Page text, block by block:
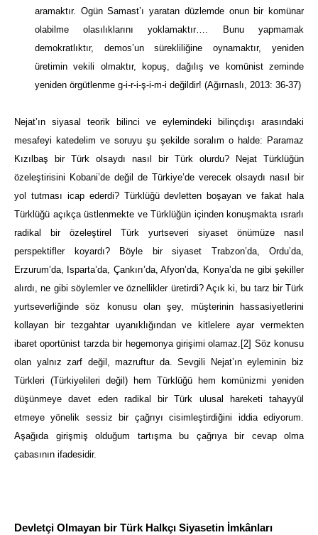
aramaktır. Ogün Samast’ı yaratan düzlemde onun bir komünar
olabilme olasılıklarını yoklamaktır…. Bunu yapmamak
demokratlıktır, demos’un sürekliliğine oynamaktır, yeniden
üretimin vekili olmaktır, kopuş, dağılış ve komünist zeminde
yeniden örgütlenme g-i-r-i-ş-i-m-i değildir! (Ağırnaslı, 2013: 36-37)
Nejat’ın siyasal teorik bilinci ve eylemindeki bilinçdışı arasındaki
mesafeyi katedelim ve soruyu şu şekilde soralım o halde: Paramaz
Kızılbaş bir Türk olsaydı nasıl bir Türk olurdu? Nejat Türklüğün
özeleştirisini Kobani’de değil de Türkiye’de verecek olsaydı nasıl bir
yol tutması icap ederdi? Türklüğü devletten boşayan ve fakat hala
Türklüğü açıkça üstlenmekte ve Türklüğün içinden konuşmakta ısrarlı
radikal bir özeleştirel Türk yurtseveri siyaset önümüze nasıl
perspektifler koyardı? Böyle bir siyaset Trabzon’da, Ordu’da,
Erzurum’da, Isparta’da, Çankırı’da, Afyon’da, Konya’da ne gibi şekiller
alırdı, ne gibi söylemler ve öznellikler üretirdi? Açık ki, bu tarz bir Türk
yurtseverliğinde söz konusu olan şey, müşterinin hassasiyetlerini
kollayan bir tezgahtar uyanıklığından ve kitlelere ayar vermekten
ibaret oportünist tarzda bir hegemonya girişimi olamaz. [2] Söz konusu
olan yalnız zarf değil, mazruftur da. Sevgili Nejat’ın eyleminin biz
Türkleri (Türkiyelileri değil) hem Türklüğü hem komünizmi yeniden
düşünmeye davet eden radikal bir Türk ulusal hareketi tahayyül
etmeye yönelik sessiz bir çağrıyı cisimleştirdiğini iddia ediyorum.
Aşağıda girişmiş olduğum tartışma bu çağrıya bir cevap olma
çabasının ifadesidir.
Devletçi Olmayan bir Türk Halkçı Siyasetin İmkânları